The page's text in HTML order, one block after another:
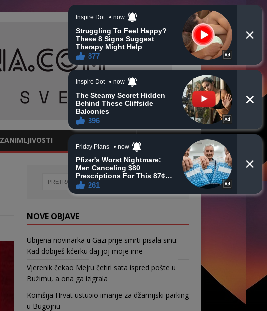
ZANIMLJIVOSTI
NOVE OBJAVE
Ubijena novinarka u Gazi prije smrti pisala sinu:
Kad dobiješ kćerku daj joj moje ime
Vjerenik čekao Mejru četiri sata ispred pošte u
Bužimu, a ona ga izigrala
Komšija Hrvat ustupio imanje za džamijski parking
u Bugojnu